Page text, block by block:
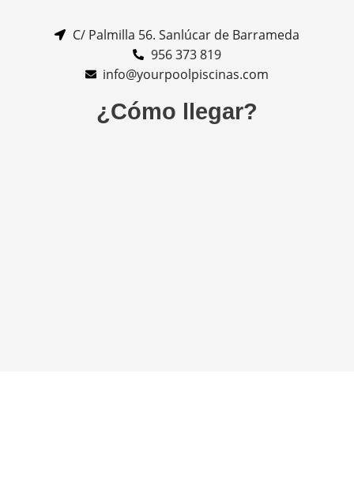
C/ Palmilla 56. Sanlúcar de Barrameda
956 373 819
info@yourpoolpiscinas.com
¿Cómo llegar?